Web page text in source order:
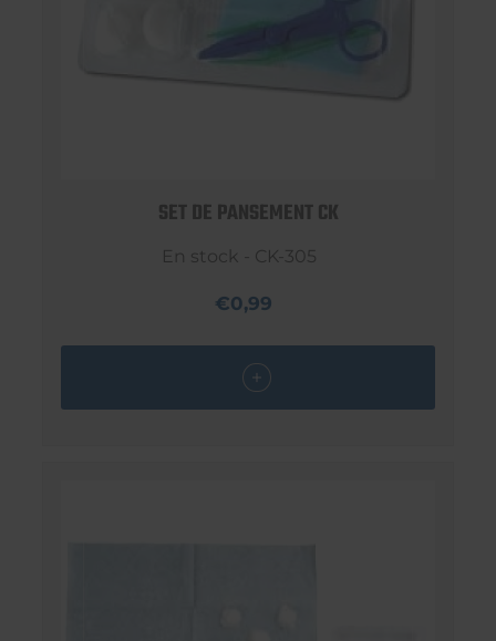
SET DE PANSEMENT CK
En stock - CK-305
€0,99